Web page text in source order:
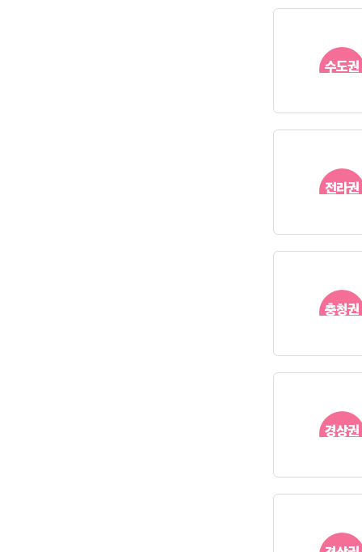
수도권
전라권
충청권
경상권